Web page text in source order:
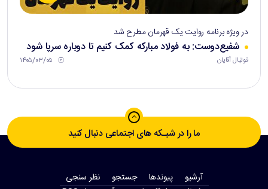
در ویژه برنامه روایت یک قهرمان مطرح شد
شفیع‌دوست: به فولاد مبارکه کمک کنیم تا دوباره سرپا شود
فوتبال آقایان ۱۴۰۵/۰۳/۰۵
ما را در شبـکه های اجتماعی دنبال کنید
آرشیو پیوندها جستجو
نظر سنجی